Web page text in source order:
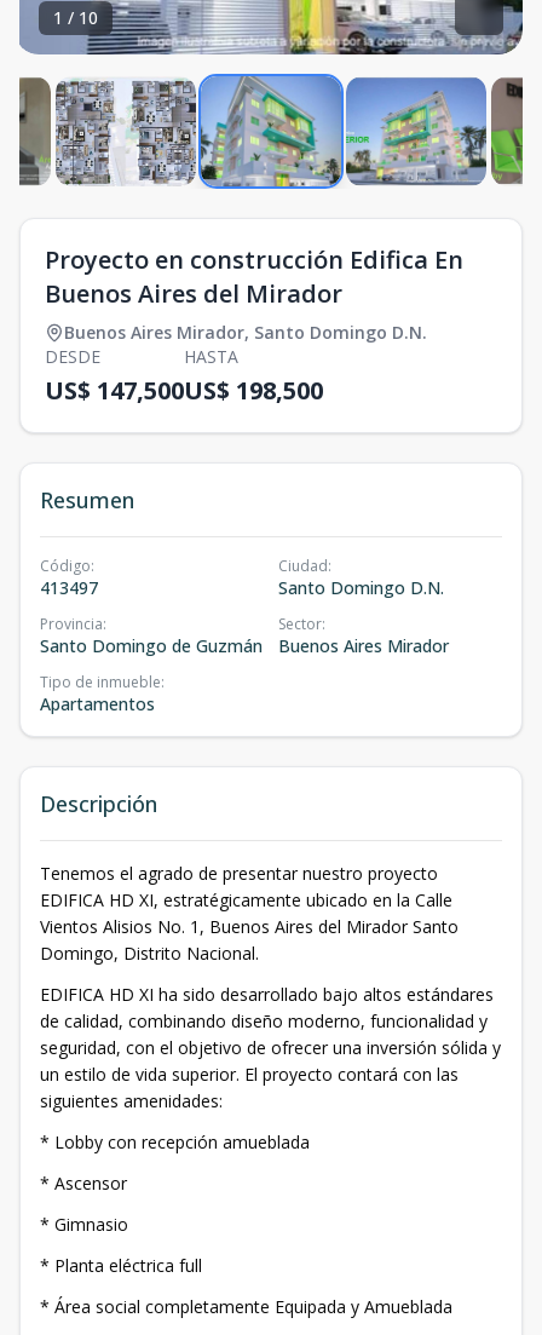
1 / 10
Proyecto en construcción Edifica En
Buenos Aires del Mirador
Buenos Aires Mirador, Santo Domingo D.N.
DESDE
US$ 147,500
HASTA
US$ 198,500
Resumen
Código:
413497
Ciudad:
Santo Domingo D.N.
Provincia:
Santo Domingo de Guzmán
Sector:
Buenos Aires Mirador
Tipo de inmueble:
Apartamentos
Descripción
Tenemos el agrado de presentar nuestro proyecto
EDIFICA HD XI, estratégicamente ubicado en la Calle
Vientos Alisios No. 1, Buenos Aires del Mirador Santo
Domingo, Distrito Nacional.
EDIFICA HD XI ha sido desarrollado bajo altos estándares
de calidad, combinando diseño moderno, funcionalidad y
seguridad, con el objetivo de ofrecer una inversión sólida y
un estilo de vida superior. El proyecto contará con las
siguientes amenidades:
* Lobby con recepción amueblada
* Ascensor
* Gimnasio
* Planta eléctrica full
* Área social completamente Equipada y Amueblada